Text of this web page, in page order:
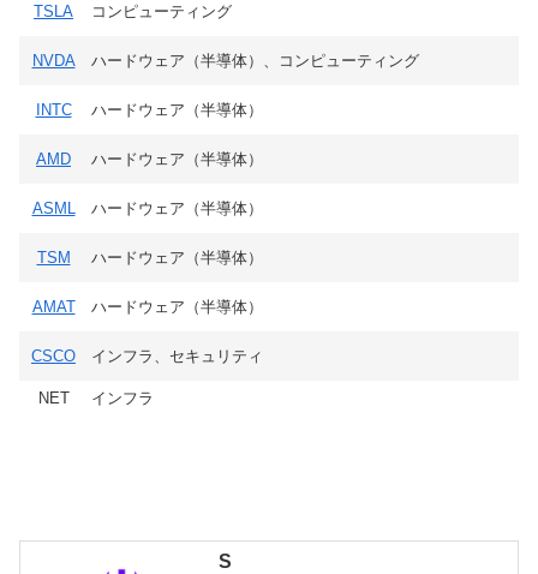
TSLA コンピューティング
NVDA ハードウェア（半導体）、コンピューティング
INTC ハードウェア（半導体）
AMD ハードウェア（半導体）
ASML ハードウェア（半導体）
TSM ハードウェア（半導体）
AMAT ハードウェア（半導体）
CSCO インフラ、セキュリティ
NET インフラ
S